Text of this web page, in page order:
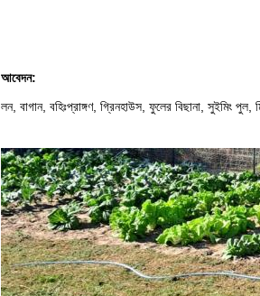
আবেদন:
লন, বাগান, বহিঃপ্রাঙ্গণ, গ্রিনহাউস, ফুলের বিছানা, সুইমিং